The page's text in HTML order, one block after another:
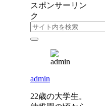
スポンサーリン
ク
admin
22歳の大学生。